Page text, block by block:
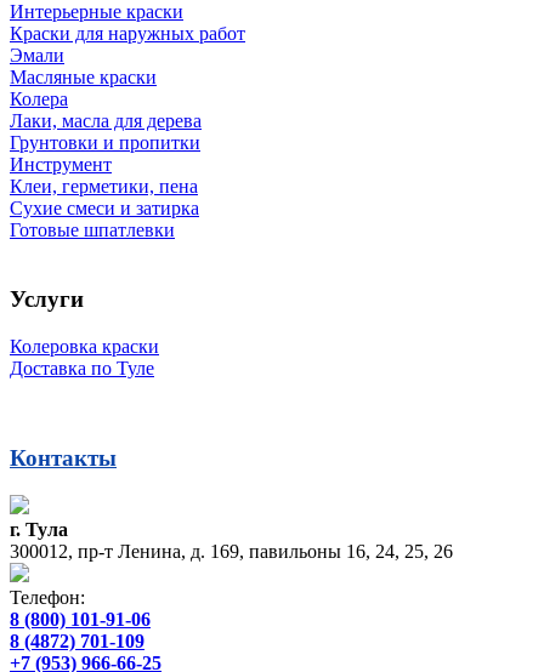
Интерьерные краски
Краски для наружных работ
Эмали
Масляные краски
Колера
Лаки, масла для дерева
Грунтовки и пропитки
Инструмент
Клеи, герметики, пена
Сухие смеси и затирка
Готовые шпатлевки
Услуги
Колеровка краски
Доставка по Туле
Контакты
г. Тула
300012, пр-т Ленина, д. 169, павильоны 16, 24, 25, 26
Телефон:
8 (800) 101-91-06
8 (4872) 701-109
+7 (953) 966-66-25